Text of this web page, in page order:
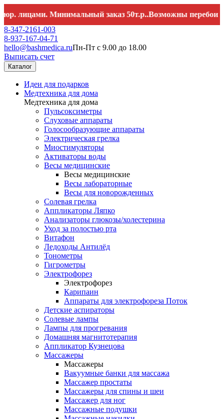
Минимальный заказ 50т.р..Возможны перебои со
8-347-2161-003
8-937-167-04-71
hello@bashmedica.ruПн-Пт с 9.00 до 18.00
Выписать счет
Каталог
Идеи для подарков
Медтехника для дома
Медтехника для дома
Пульсоксиметры
Слуховые аппараты
Голосообразующие аппараты
Электрическая грелка
Миостимуляторы
Активаторы воды
Весы медицинские
Весы медицинские
Весы лабораторные
Весы для новорожденных
Солевая грелка
Аппликаторы Ляпко
Анализаторы глюкозы/холестерина
Уход за полостью рта
Витафон
Ледоходы Антилёд
Тонометры
Гигрометры
Электрофорез
Электрофорез
Карипаин
Аппараты для электрофореза Поток
Детские аспираторы
Солевые лампы
Лампы для прогревания
Домашняя магнитотерапия
Аппликатор Кузнецова
Массажеры
Массажеры
Вакуумные банки для массажа
Массажер простаты
Массажеры для спины и шеи
Массажер для ног
Массажные подушки